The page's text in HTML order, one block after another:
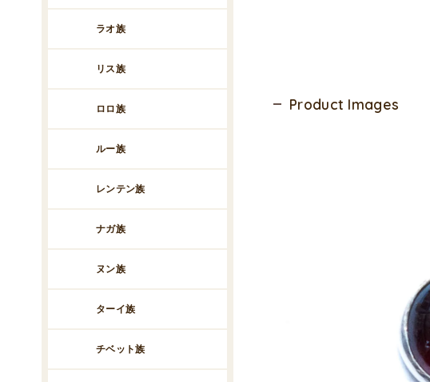
Product Images
ラオ族
リス族
ロロ族
ルー族
レンテン族
ナガ族
ヌン族
ターイ族
チベット族